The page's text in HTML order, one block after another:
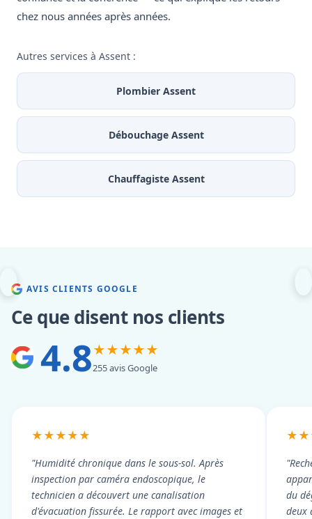
chez nous années après années.
Autres services à Assent :
Plombier Assent
Débouchage Assent
Chauffagiste Assent
AVIS CLIENTS GOOGLE
Ce que disent nos clients
4.8★★★★★
255 avis Google
★★★★★
"Humidité chronique dans le sous-sol. Après
inspection par caméra endoscopique, le
technicien a découvert une canalisation
d'évacuation fissurée. Le rapport avec images et
du
deux